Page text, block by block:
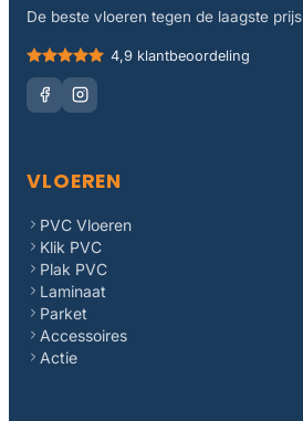
De beste vloeren tegen de laagste prijs
4,9 klantbeoordeling
VLOEREN
PVC Vloeren
Klik PVC
Plak PVC
Laminaat
Parket
Accessoires
Actie